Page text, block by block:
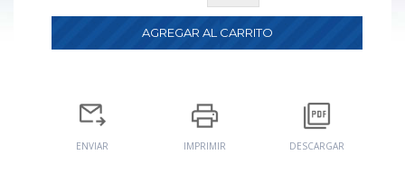
ENVIAR IMPRIMIR DESCARGAR